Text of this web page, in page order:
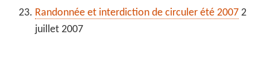
Randonnée et interdiction de circuler été 2007 2
juillet 2007